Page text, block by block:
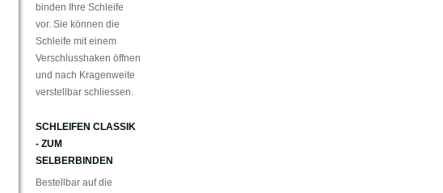
binden Ihre Schleife
vor. Sie können die
Schleife mit einem
Verschlusshaken öffnen
und nach Kragenweite
verstellbar schliessen.
SCHLEIFEN CLASSIK
- ZUM
SELBERBINDEN
Bestellbar auf die